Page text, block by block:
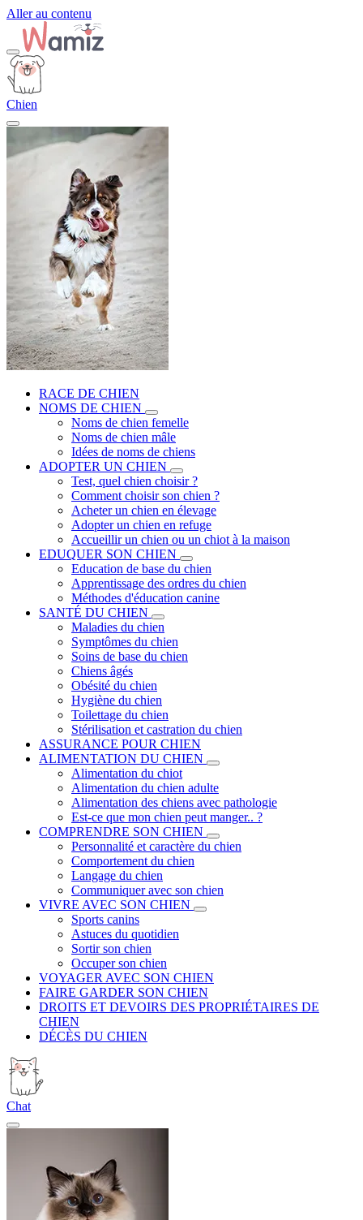
Aller au contenu
Chien
RACE DE CHIEN
NOMS DE CHIEN
Noms de chien femelle
Noms de chien mâle
Idées de noms de chiens
ADOPTER UN CHIEN
Test, quel chien choisir ?
Comment choisir son chien ?
Acheter un chien en élevage
Adopter un chien en refuge
Accueillir un chien ou un chiot à la maison
EDUQUER SON CHIEN
Education de base du chien
Apprentissage des ordres du chien
Méthodes d'éducation canine
SANTÉ DU CHIEN
Maladies du chien
Symptômes du chien
Soins de base du chien
Chiens âgés
Obésité du chien
Hygiène du chien
Toilettage du chien
Stérilisation et castration du chien
ASSURANCE POUR CHIEN
ALIMENTATION DU CHIEN
Alimentation du chiot
Alimentation du chien adulte
Alimentation des chiens avec pathologie
Est-ce que mon chien peut manger.. ?
COMPRENDRE SON CHIEN
Personnalité et caractère du chien
Comportement du chien
Langage du chien
Communiquer avec son chien
VIVRE AVEC SON CHIEN
Sports canins
Astuces du quotidien
Sortir son chien
Occuper son chien
VOYAGER AVEC SON CHIEN
FAIRE GARDER SON CHIEN
DROITS ET DEVOIRS DES PROPRIÉTAIRES DE
CHIEN
DÉCÈS DU CHIEN
Chat